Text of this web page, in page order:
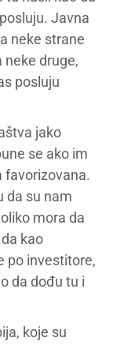
Javna
neke strane
neke druge,
posluju
jako
se ako im
favorizovana.
da su nam
mora da
kao
po investitore,
da dođu tu i
koje su